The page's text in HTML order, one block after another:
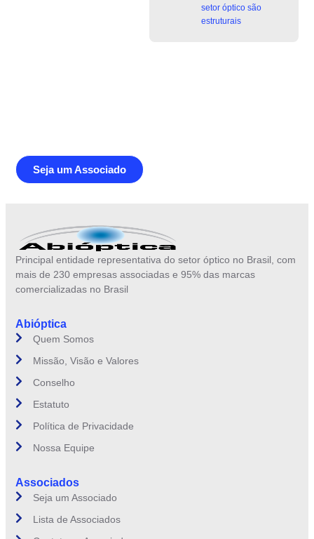
setor óptico são
estruturais
Seja um Associado
Principal entidade representativa do setor óptico no Brasil, com
mais de 230 empresas associadas e 95% das marcas
comercializadas no Brasil
Abióptica
Quem Somos
Missão, Visão e Valores
Conselho
Estatuto
Política de Privacidade
Nossa Equipe
Associados
Seja um Associado
Lista de Associados